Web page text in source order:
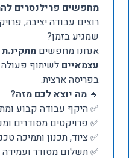
מחפשים פרילנסרים
רוצים עבודה יציבה,
שמגיע בזמן?
אנחנו מחפשים
עצמאיים לשיתוף פעולה
בפריסה ארצית.
🔹 מה יוצא לכם מזה?
✅ היקף עבודה קבוע
✅ פרויקטים מסודרים
✅ ציוד, תכנון ותמיכה
✅ תשלום מסודר ועמידה